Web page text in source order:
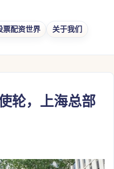
票配资世界 关于我们
轮，上海总部